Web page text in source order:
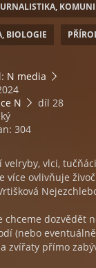
BIOLOGIE
N media
N
díl 28
304
velryby, vlci,
více ovlivňuje
chceme dozvědět
(nebo
zvířaty přímo
nejdříve v